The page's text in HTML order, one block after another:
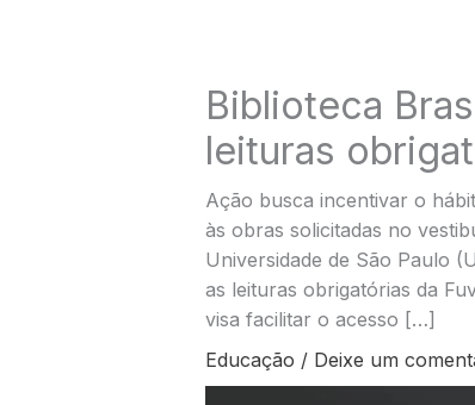
Biblioteca
leituras
Ação busca incentivar o
às obras solicitadas no
Universidade de São Paulo
as leituras obrigatórias da
visa facilitar o acesso […]
Educação / Deixe um